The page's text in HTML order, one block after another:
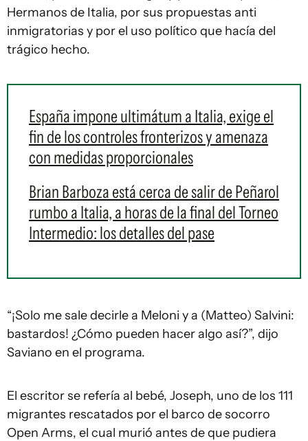
Hermanos de Italia, por sus propuestas anti
inmigratorias y por el uso político que hacía del
trágico hecho.
España impone ultimátum a Italia, exige el
fin de los controles fronterizos y amenaza
con medidas proporcionales
Brian Barboza está cerca de salir de Peñarol
rumbo a Italia, a horas de la final del Torneo
Intermedio: los detalles del pase
“¡Solo me sale decirle a Meloni y a (Matteo) Salvini:
bastardos! ¿Cómo pueden hacer algo así?”, dijo
Saviano en el programa.
El escritor se refería al bebé, Joseph, uno de los 111
migrantes rescatados por el barco de socorro
Open Arms, el cual murió antes de que pudiera